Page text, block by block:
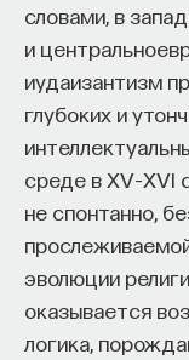
словами, в
и
иудаизантизм
глубоких и
среде в XV–XVI
не спонтанно,
эволюции
оказывается
логика,